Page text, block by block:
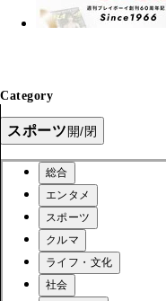
Category
スポーツ開/閉
総合
エンタメ
スポーツ
クルマ
ライフ・文化
社会